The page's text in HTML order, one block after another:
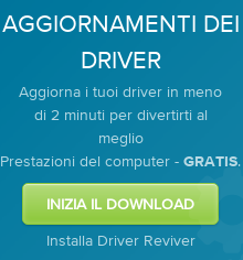
AGGIORNAMENTI DEI
DRIVER
Aggiorna i tuoi driver in meno
di 2 minuti per divertirti al
meglio
Prestazioni del computer - GRATIS.
Installa Driver Reviver